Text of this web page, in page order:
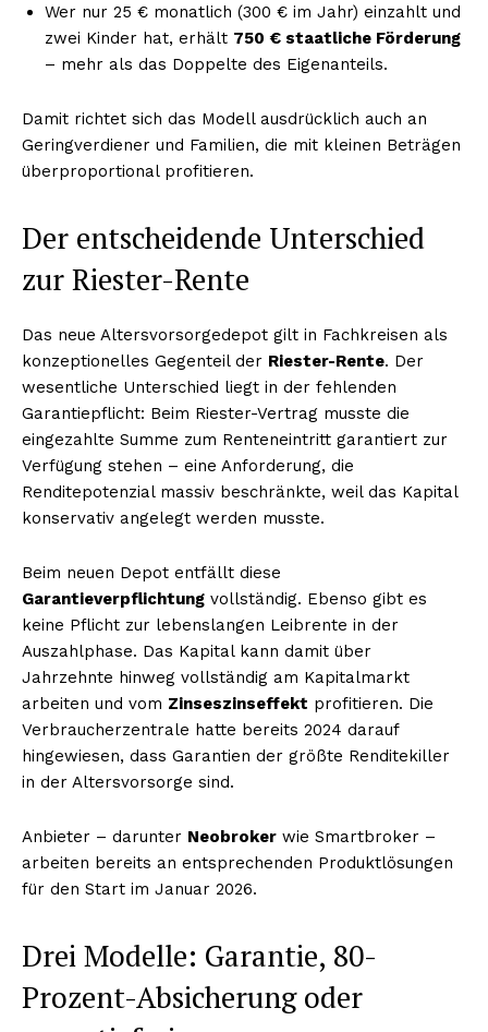
Wer nur 25 € monatlich (300 € im Jahr) einzahlt und
zwei Kinder hat, erhält 750 € staatliche Förderung
– mehr als das Doppelte des Eigenanteils.
Damit richtet sich das Modell ausdrücklich auch an
Geringverdiener und Familien, die mit kleinen Beträgen
überproportional profitieren.
Der entscheidende Unterschied
zur Riester-Rente
Das neue Altersvorsorgedepot gilt in Fachkreisen als
konzeptionelles Gegenteil der Riester-Rente. Der
wesentliche Unterschied liegt in der fehlenden
Garantiepflicht: Beim Riester-Vertrag musste die
eingezahlte Summe zum Renteneintritt garantiert zur
Verfügung stehen – eine Anforderung, die
Renditepotenzial massiv beschränkte, weil das Kapital
konservativ angelegt werden musste.
Beim neuen Depot entfällt diese
Garantieverpflichtung vollständig. Ebenso gibt es
keine Pflicht zur lebenslangen Leibrente in der
Auszahlphase. Das Kapital kann damit über
Jahrzehnte hinweg vollständig am Kapitalmarkt
arbeiten und vom Zinseszinseffekt profitieren. Die
Verbraucherzentrale hatte bereits 2024 darauf
hingewiesen, dass Garantien der größte Renditekiller
in der Altersvorsorge sind.
Anbieter – darunter Neobroker wie Smartbroker –
arbeiten bereits an entsprechenden Produktlösungen
für den Start im Januar 2026.
Drei Modelle: Garantie, 80-
Prozent-Absicherung oder